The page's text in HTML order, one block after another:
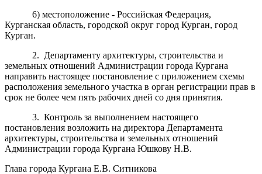
6) местоположение - Российская Федерация,
Курганская область, городской округ город Курган, город
Курган.
2. Департаменту архитектуры, строительства и
земельных отношений Администрации города Кургана
направить настоящее постановление с приложением схемы
расположения земельного участка в орган регистрации прав в
срок не более чем пять рабочих дней со дня принятия.
3. Контроль за выполнением настоящего
постановления возложить на директора Департамента
архитектуры, строительства и земельных отношений
Администрации города Кургана Юшкову Н.В.
Глава города Кургана Е.В. Ситникова